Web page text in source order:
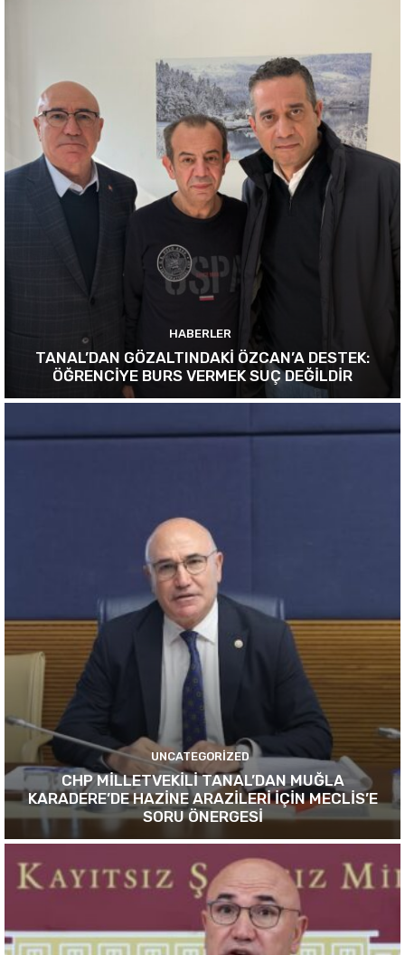
HABERLER
TANAL’DAN GÖZALTINDAKİ ÖZCAN’A DESTEK:
ÖĞRENCİYE BURS VERMEK SUÇ DEĞİLDİR
UNCATEGORIZED
CHP MİLLETVEKİLİ TANAL’DAN MUĞLA
KARADERE’DE HAZİNE ARAZİLERİ İÇİN MECLİS’E
SORU ÖNERGESİ